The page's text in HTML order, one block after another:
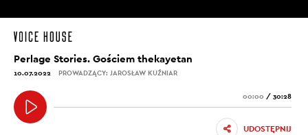
Perlage Stories. Gościem thekayetan
10.07.2022 PROWADZĄCY: JAROSŁAW KUŹNIAR
00:00 / 30:28
UDOSTĘPNIJ